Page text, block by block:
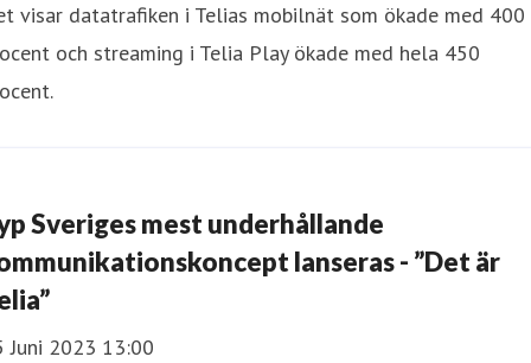
visar datatrafiken i Telias mobilnät som ökade med 400
och streaming i Telia Play ökade med hela 450
Sveriges mest underhållande
lanseras - ”Det är
Juni 2023 13:00